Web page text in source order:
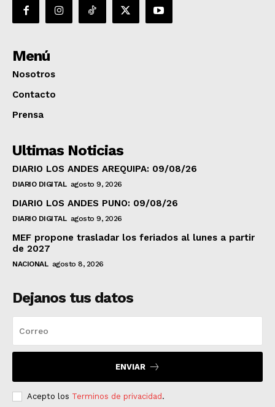
Menú
Nosotros
Contacto
Prensa
Ultimas Noticias
DIARIO LOS ANDES AREQUIPA: 09/08/26
DIARIO DIGITAL agosto 9, 2026
DIARIO LOS ANDES PUNO: 09/08/26
DIARIO DIGITAL agosto 9, 2026
MEF propone trasladar los feriados al lunes a partir
de 2027
NACIONAL agosto 8, 2026
Dejanos tus datos
ENVIAR
Acepto los Terminos de privacidad.